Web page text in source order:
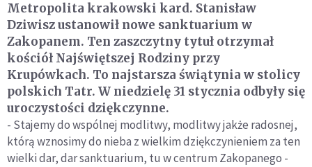
Metropolita krakowski kard. Stanisław
Dziwisz ustanowił nowe sanktuarium w
Zakopanem. Ten zaszczytny tytuł otrzymał
kościół Najświętszej Rodziny przy
Krupówkach. To najstarsza świątynia w stolicy
polskich Tatr. W niedzielę 31 stycznia odbyły się
uroczystości dziękczynne.
- Stajemy do wspólnej modlitwy, modlitwy jakże radosnej,
którą wznosimy do nieba z wielkim dziękczynieniem za ten
wielki dar, dar sanktuarium, tu w centrum Zakopanego -